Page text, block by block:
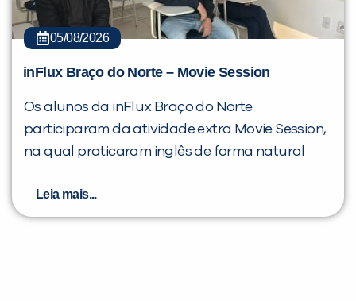
05/08/2026
inFlux Braço do Norte – Movie Session
Os alunos da inFlux Braço do Norte
participaram da atividade extra Movie Session,
na qual praticaram inglês de forma natural
Leia mais...